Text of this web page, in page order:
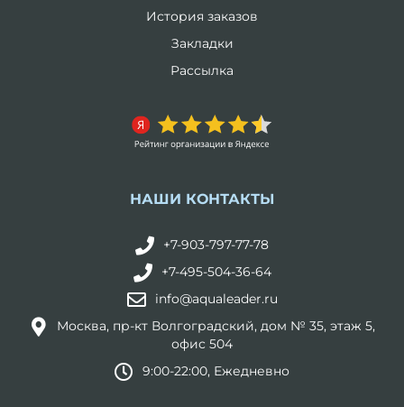
История заказов
Закладки
Рассылка
НАШИ КОНТАКТЫ
+7-903-797-77-78
+7-495-504-36-64
info@aqualeader.ru
Москва, пр-кт Волгоградский, дом № 35, этаж 5,
офис 504
9:00-22:00, Ежедневно